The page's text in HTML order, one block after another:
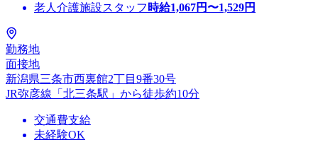
老人介護施設スタッフ 時給1,067円〜1,529円
勤務地
面接地
新潟県三条市西裏館2丁目9番30号
JR弥彦線「北三条駅」から徒歩約10分
交通費支給
未経験OK